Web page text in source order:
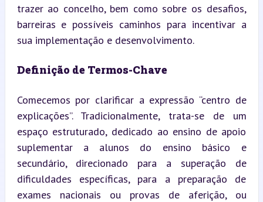
trazer ao concelho, bem como sobre os desafios,
barreiras e possíveis caminhos para incentivar a
sua implementação e desenvolvimento.
Definição de Termos-Chave
Comecemos por clarificar a expressão “centro de
explicações”. Tradicionalmente, trata-se de um
espaço estruturado, dedicado ao ensino de apoio
suplementar a alunos do ensino básico e
secundário, direcionado para a superação de
dificuldades específicas, para a preparação de
exames nacionais ou provas de aferição, ou